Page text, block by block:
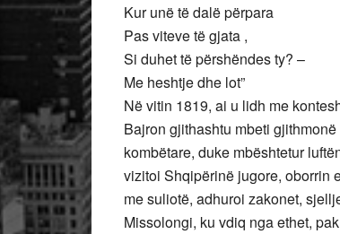
Kur unë të dalë përpara
Pas viteve të gjata ,
Si duhet të përshëndes ty? –
Me heshtje dhe lot”
Në vitin 1819, ai u lidh me
Bajron gjithashtu mbeti
kombëtare, duke mbështetur
vizitoi Shqipërinë jugore, oborrin
me suliotë, adhuroi zakonet,
Missolongi, ku vdiq nga ethet,